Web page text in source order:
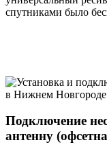
спутниками было
Подключение
антенну